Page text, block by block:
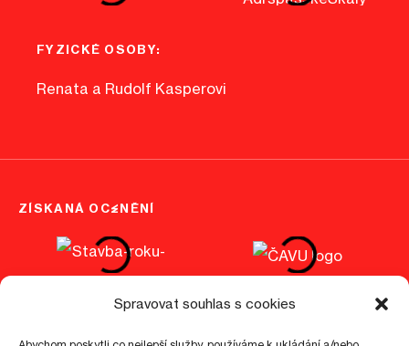
Spravovat souhlas s cookies
FYZICKÉ OSOBY:
Renata a Rudolf Kasperovi
ZÍSKANÁ OCENĚNÍ